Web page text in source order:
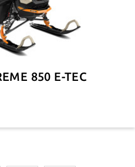
850 E-TEC